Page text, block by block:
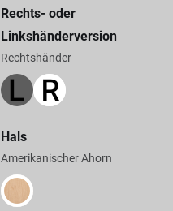
Rechts- oder
Linkshänderversion
Rechtshänder
Hals
Amerikanischer Ahorn